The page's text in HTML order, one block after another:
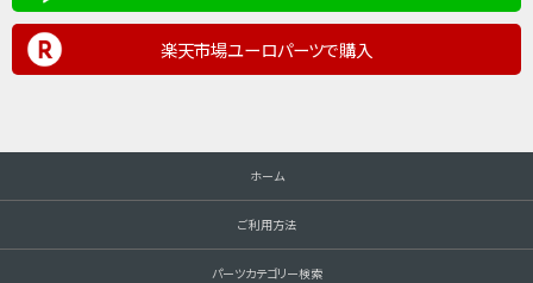
楽天市場ユーロパーツで購入
ホーム
ご利用方法
パーツカテゴリー検索